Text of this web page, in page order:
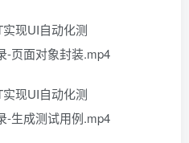
现UI自动化测
-页面对象封装.mp4
现UI自动化测
-生成测试用例.mp4